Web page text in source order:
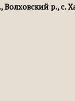
Волховский р., с.